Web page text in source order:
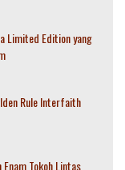
Limited Edition yang
Rule Interfaith
Tokoh Lintas